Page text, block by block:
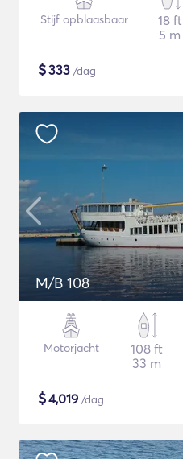
Stijf opblaasbaar
18 ft
5 m
$333 /dag
M/B 108
Motorjacht
108 ft
33 m
$4,019 /dag